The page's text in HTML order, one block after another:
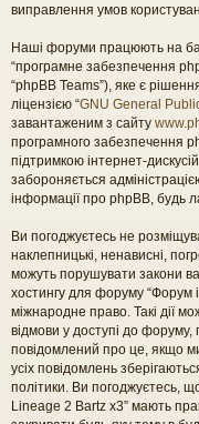
виправлення умов
Наші форуми працюють на
“програмне забезпечення
“phpBB Teams”), яке є
ліцензією “GNU General
завантаженим з сайту
програмного забезпечення
підтримкою інтернет-
забороняється
інформації про phpBB, будь
Ви погоджуєтесь не
наклепницькі, ненависні,
можуть порушувати закони
хостингу для форуму “Форум
міжнародне право. Такі дії
відмови у доступі до
повідомлений про це, якщо
усіх повідомлень
політики. Ви погоджуєтесь,
Lineage 2 Bartz x3” мають